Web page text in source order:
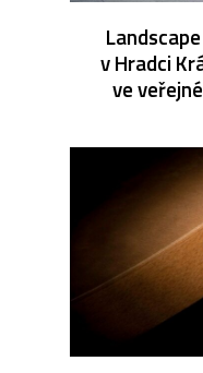
v Hradci
ve